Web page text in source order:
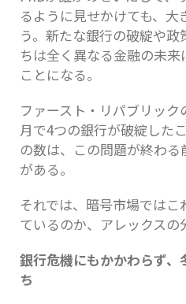
るように見せかけても、大
う。新たな銀行の破綻や政
ちは全く異なる金融の未来
ことになる。
ファースト・リパブリック
月で4つの銀行が破綻した
の数は、この問題が終わ
がある。
それでは、暗号市場では
ているのか、アレックスの
銀行危機にもかかわらず
ち